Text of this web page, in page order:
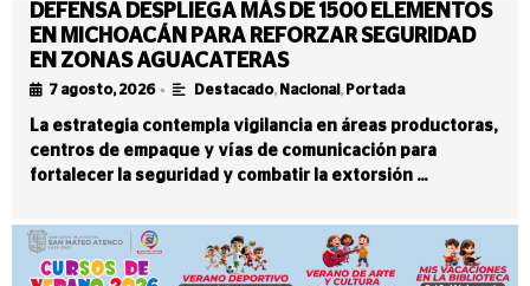
DEFENSA DESPLIEGA MÁS DE 1500 ELEMENTOS
EN MICHOACÁN PARA REFORZAR SEGURIDAD
EN ZONAS AGUACATERAS
7 agosto, 2026 • Destacado, Nacional , Portada
La estrategia contempla vigilancia en áreas productoras,
centros de empaque y vías de comunicación para
fortalecer la seguridad y combatir la extorsión …